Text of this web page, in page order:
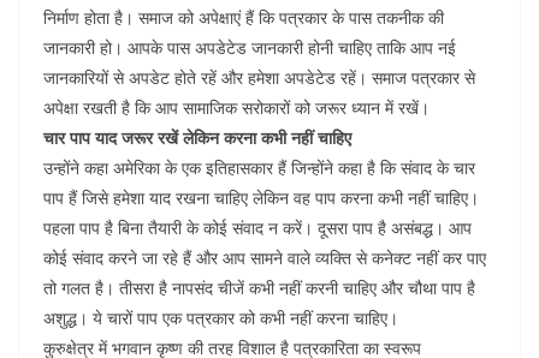
निर्माण होता है। समाज को अपेक्षाएं हैं कि पत्रकार के पास तकनीक की
जानकारी हो। आपके पास अपडेटेड जानकारी होनी चाहिए ताकि आप नई
जानकारियों से अपडेट होते रहें और हमेशा अपडेटेड रहें। समाज पत्रकार से
अपेक्षा रखती है कि आप सामाजिक सरोकारों को जरूर ध्यान में रखें।
चार पाप याद जरूर रखें लेकिन करना कभी नहीं चाहिए
उन्होंने कहा अमेरिका के एक इतिहासकार हैं जिन्होंने कहा है कि संवाद के चार
पाप हैं जिसे हमेशा याद रखना चाहिए लेकिन वह पाप करना कभी नहीं चाहिए।
पहला पाप है बिना तैयारी के कोई संवाद न करें। दूसरा पाप है असंबद्ध। आप
कोई संवाद करने जा रहे हैं और आप सामने वाले व्यक्ति से कनेक्ट नहीं कर पाए
तो गलत है। तीसरा है नापसंद चीजें कभी नहीं करनी चाहिए और चौथा पाप है
अशुद्ध। ये चारों पाप एक पत्रकार को कभी नहीं करना चाहिए।
कुरुक्षेत्र में भगवान कृष्ण की तरह विशाल है पत्रकारिता का स्वरूप